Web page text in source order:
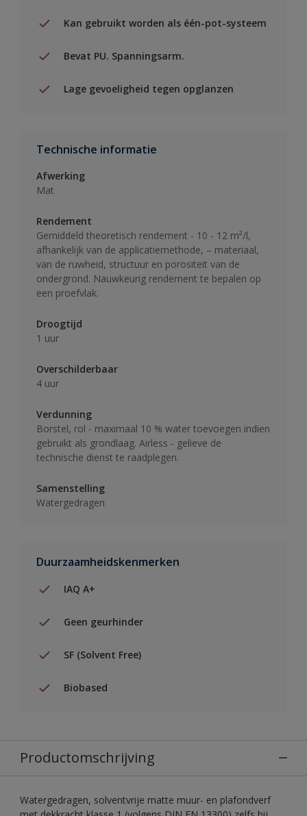
Kan gebruikt worden als één-pot-systeem
Bevat PU. Spanningsarm.
Lage gevoeligheid tegen opglanzen
Technische informatie
Afwerking
Mat
Rendement
Gemiddeld theoretisch rendement - 10 - 12 m²/l,
afhankelijk van de applicatiemethode, – materiaal,
van de ruwheid, structuur en porositeit van de
ondergrond. Nauwkeurig rendement te bepalen op
een proefvlak.
Droogtijd
1 uur
Overschilderbaar
4 uur
Verdunning
Borstel, rol - maximaal 10 % water toevoegen indien
gebruikt als grondlaag. Airless - gelieve de
technische dienst te raadplegen.
Samenstelling
Watergedragen
Duurzaamheidskenmerken
IAQ A+
Geen geurhinder
SF (Solvent Free)
Biobased
Productomschrijving
Watergedragen, solventvrije matte muur- en plafondverf